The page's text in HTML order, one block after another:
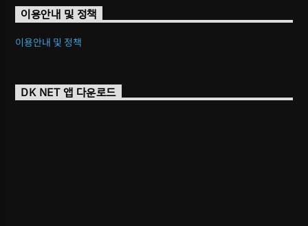
이용안내 및 정책
이용안내 및 정책
DK NET 앱 다운로드